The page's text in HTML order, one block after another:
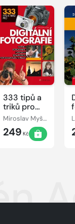
333 tipů a
triků pro
digitální
fotografii
Miroslav Myška
249 Kč